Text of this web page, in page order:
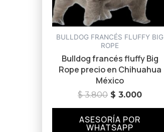
BULLDOG FRANCÉS FLUFFY BIG
ROPE
Bulldog francés fluffy Big
Rope precio en Chihuahua
México
$3.800 $ 3.000
ASESORÍA POR
WHATSAPP